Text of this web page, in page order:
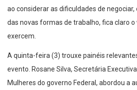
ao considerar as dificuldades de
das novas formas de trabalho, fica claro
exercem.
A quinta-feira (3) trouxe painéis
evento. Rosane Silva, Secretária
Mulheres do governo Federal, abordou a